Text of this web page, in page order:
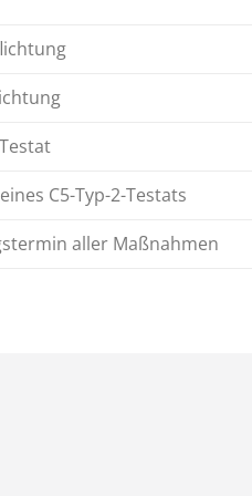
C5-Typ-2-Testats
aller Maßnahmen